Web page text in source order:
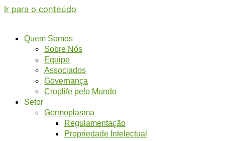
Ir para o conteúdo
Quem Somos
Sobre Nós
Equipe
Associados
Governança
Croplife pelo Mundo
Setor
Germoplasma
Regulamentação
Propriedade Intelectual